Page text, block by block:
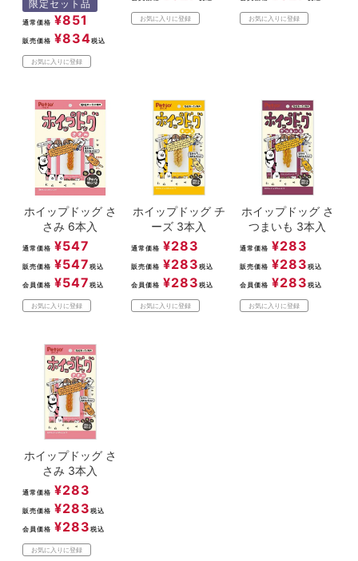
限定セット品
通常価格 ¥851
販売価格 ¥834税込
お気に入りに登録
お気に入りに登録 お気に入りに登録
ホイップドッグ さ
さみ 6本入
通常価格 ¥547
販売価格 ¥547 税込
会員価格 ¥547 税込
お気に入りに登録
ホイップドッグ チ
ーズ 3本入
通常価格 ¥283
販売価格 ¥283 税込
会員価格 ¥283 税込
お気に入りに登録
ホイップドッグ さ
つまいも 3本入
通常価格 ¥283
販売価格 ¥283 税込
会員価格 ¥283 税込
お気に入りに登録
ホイップドッグ さ
さみ 3本入
通常価格 ¥283
販売価格 ¥283 税込
会員価格 ¥283 税込
お気に入りに登録